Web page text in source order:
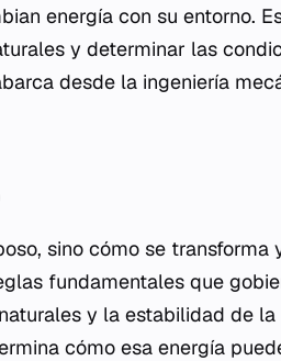
energía con su entorno.
y determinar las
desde la ingeniería
sino cómo se transforma
fundamentales que
y la estabilidad de
cómo esa energía